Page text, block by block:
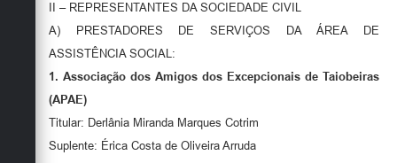
II – REPRESENTANTES DA SOCIEDADE CIVIL
A) PRESTADORES DE SERVIÇOS DA ÁREA DE
ASSISTÊNCIA SOCIAL:
1. Associação dos Amigos dos Excepcionais de Taiobeiras
(APAE)
Titular: Derlânia Miranda Marques Cotrim
Suplente: Érica Costa de Oliveira Arruda